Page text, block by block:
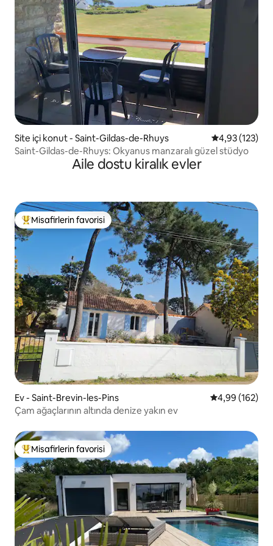
Site içi konut - Saint-Gildas-de-Rhuys 5 üzerinden
4,93 (123)
Saint-Gildas-de-Rhuys: Okyanus manzaralı güzel stüdyo
Aile dostu kiralık evler
Misafirlerin favorilerinden en beğenilenler arasında
Misafirlerin favorisi
Ev - Saint-Brevin-les-Pins 5 üzerinden
4,99 (162)
Çam ağaçlarının altında denize yakın ev
Misafirlerin favorilerinden en beğenilenler arasında
Misafirlerin favorisi